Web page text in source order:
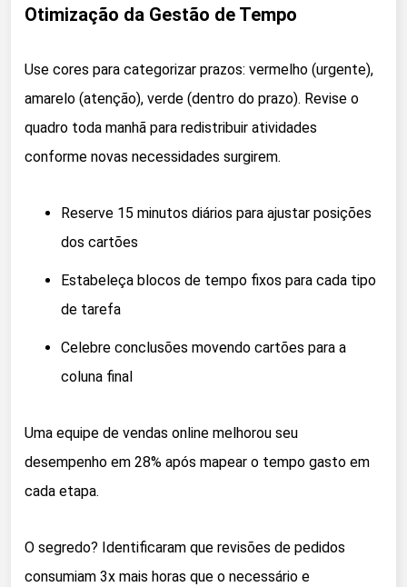
Otimização da Gestão de Tempo
Use cores para categorizar prazos: vermelho (urgente),
amarelo (atenção), verde (dentro do prazo). Revise o
quadro toda manhã para redistribuir atividades
conforme novas necessidades surgirem.
Reserve 15 minutos diários para ajustar posições
dos cartões
Estabeleça blocos de tempo fixos para cada tipo
de tarefa
Celebre conclusões movendo cartões para a
coluna final
Uma equipe de vendas online melhorou seu
desempenho em 28% após mapear o tempo gasto em
cada etapa.
O segredo? Identificaram que revisões de pedidos
consumiam 3x mais horas que o necessário e